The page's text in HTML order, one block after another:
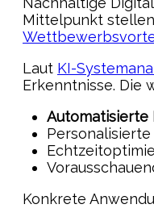
Mittelpunkt
Laut KI-
Erkenntnisse. Die
Automatisierte
Konkrete